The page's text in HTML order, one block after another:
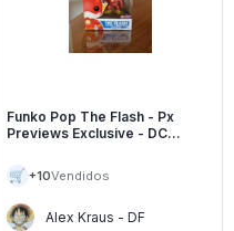
Funko Pop The Flash - Px
Previews Exclusive - DC
🛒 +10Vendidos
Alex Kraus - DF